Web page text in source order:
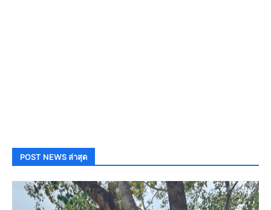
POST NEWS ล่าสุด